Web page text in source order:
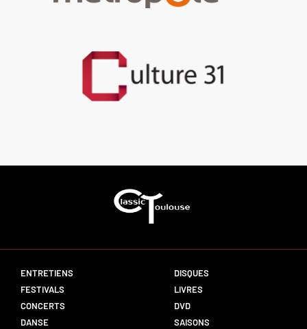
ENTRETIENS
FESTIVALS
CONCERTS
DANSE
DISQUES
LIVRES
DVD
SAISONS